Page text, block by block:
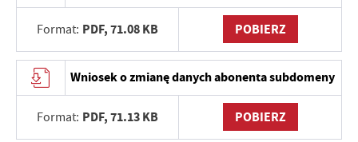
Format: PDF,71.08 KB POBIERZ
Wniosek o zmianę danych abonenta subdomeny
Format: PDF,71.13 KB POBIERZ